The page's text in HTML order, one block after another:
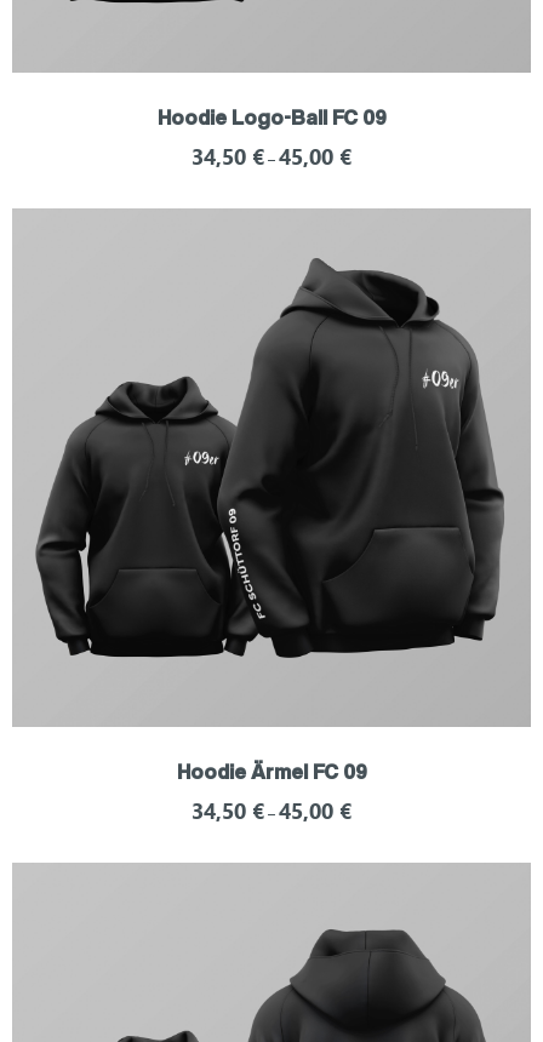
Hoodie Logo-Ball FC 09
34,50 € – 45,00 €
Hoodie Ärmel FC 09
34,50 € – 45,00 €